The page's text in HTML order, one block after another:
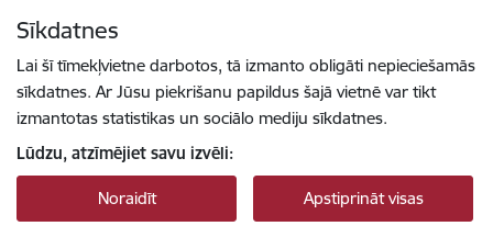
Sīkdatnes
Lai šī tīmekļvietne darbotos, tā izmanto obligāti nepieciešamās
sīkdatnes. Ar Jūsu piekrišanu papildus šajā vietnē var tikt
izmantotas statistikas un sociālo mediju sīkdatnes.
Lūdzu, atzīmējiet savu izvēli:
Noraidīt Apstiprināt visas